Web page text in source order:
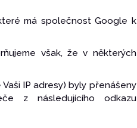
má společnost Google k
však, že v některých
IP adresy) byly přenášeny
z následujícího odkazu